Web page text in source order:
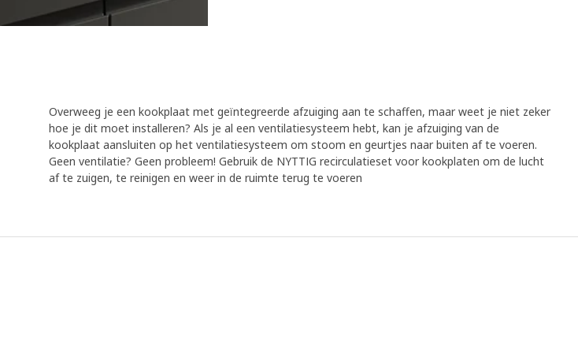
Overweeg je een kookplaat met geïntegreerde afzuiging aan te schaffen, maar weet je niet zeker
hoe je dit moet installeren? Als je al een ventilatiesysteem hebt, kan je afzuiging van de
kookplaat aansluiten op het ventilatiesysteem om stoom en geurtjes naar buiten af te voeren.
Geen ventilatie? Geen probleem! Gebruik de NYTTIG recirculatieset voor kookplaten om de lucht
af te zuigen, te reinigen en weer in de ruimte terug te voeren